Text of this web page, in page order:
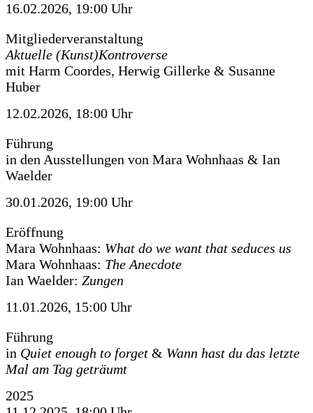
16.02.2026, 19:00 Uhr
Mitgliederveranstaltung
Aktuelle (Kunst)Kontroverse
mit Harm Coordes, Herwig Gillerke & Susanne
Huber
12.02.2026, 18:00 Uhr
Führung
in den Ausstellungen von Mara Wohnhaas & Ian
Waelder
30.01.2026, 19:00 Uhr
Eröffnung
Mara Wohnhaas: What do we want that seduces us
Mara Wohnhaas: The Anecdote
Ian Waelder: Zungen
11.01.2026, 15:00 Uhr
Führung
in Quiet enough to forget & Wann hast du das letzte
Mal am Tag geträumt
2025